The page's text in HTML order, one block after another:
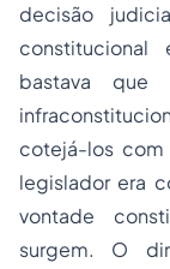
decisão
bastava que
cotejá-los com
legislador era
vontade
surgem. O